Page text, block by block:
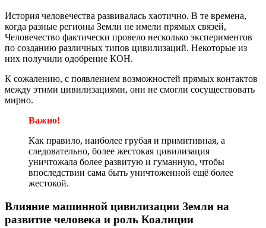
История человечества развивалась хаотично. В те времена,
когда разные регионы Земли не имели прямых связей,
Человечество фактически провело несколько экспериментов
по созданию различных типов цивилизаций. Некоторые из
них получили одобрение КОН.
К сожалению, с появлением возможностей прямых контактов
между этими цивилизациями, они не смогли сосуществовать
мирно.
Важно!
Как правило, наиболее грубая и примитивная, а
следовательно, более жестокая цивилизация
уничтожала более развитую и гуманную, чтобы
впоследствии сама быть уничтоженной ещё более
жестокой.
Влияние машинной цивилизации Земли на
развитие человека и роль Коалиции